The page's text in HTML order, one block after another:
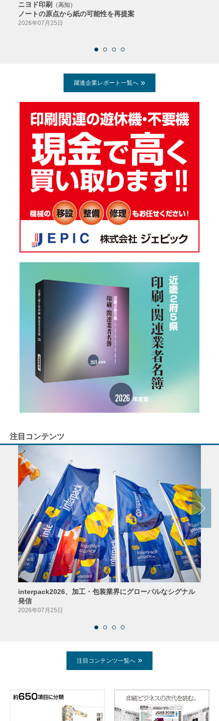
ニヨド印刷 （高知）
ノートの原点から紙の可能性を再提案
2026年07月25日
躍進企業レポート一覧へ
注目コンテンツ
interpack2026、加工・包装業界にグローバルなシグナル
発信
2026年07月25日
注目コンテンツ一覧へ